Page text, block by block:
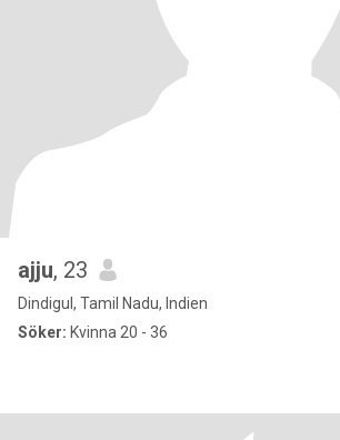
ajju, 23
Dindigul, Tamil Nadu, Indien
Söker: Kvinna 20 - 36